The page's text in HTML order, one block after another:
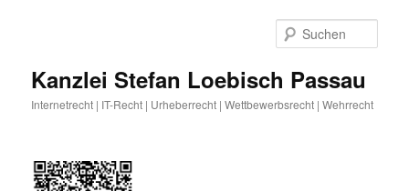
Kanzlei Stefan Loebisch Passau
Internetrecht | IT-Recht | Urheberrecht | Wettbewerbsrecht | Wehrrecht